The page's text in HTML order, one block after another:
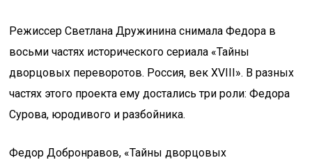
Режиссер Светлана Дружинина снимала Федора в
восьми частях исторического сериала «Тайны
дворцовых переворотов. Россия, век XVIII». В разных
частях этого проекта ему достались три роли: Федора
Сурова, юродивого и разбойника.
Федор Добронравов, «Тайны дворцовых